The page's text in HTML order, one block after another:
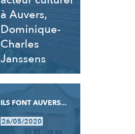
à Auvers,
Dominique-
Charles
Janssens
ILS FONT AUVERS...
26/05/2020